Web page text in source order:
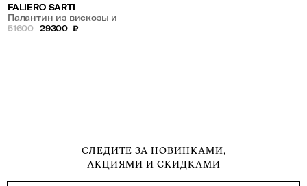
FALIERO SARTI
Палантин из вискозы и
кашемира
51600 29300 ₽
СЛЕДИТЕ ЗА НОВИНКАМИ,
АКЦИЯМИ И СКИДКАМИ